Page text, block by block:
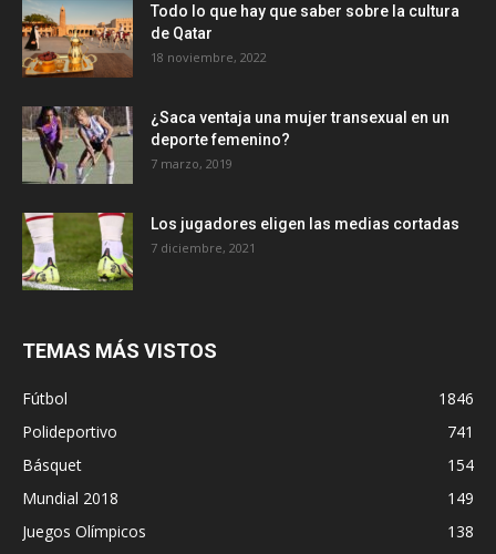
Todo lo que hay que saber sobre la cultura
de Qatar
18 noviembre, 2022
¿Saca ventaja una mujer transexual en un
deporte femenino?
7 marzo, 2019
Los jugadores eligen las medias cortadas
7 diciembre, 2021
TEMAS MÁS VISTOS
Fútbol
1846
Polideportivo
741
Básquet
154
Mundial 2018
149
Juegos Olímpicos
138